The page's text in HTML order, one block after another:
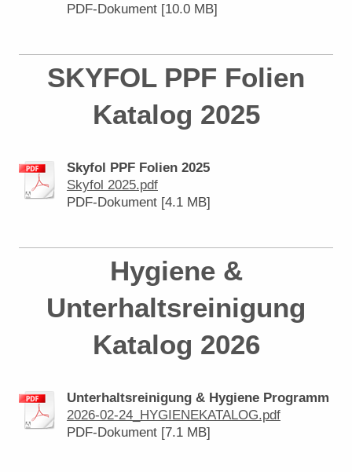
PDF-Dokument [10.0 MB]
SKYFOL PPF Folien
Katalog 2025
Skyfol PPF Folien 2025
Skyfol 2025.pdf
PDF-Dokument [4.1 MB]
Hygiene &
Unterhaltsreinigung
Katalog 2026
Unterhaltsreinigung & Hygiene Programm
2026-02-24_HYGIENEKATALOG.pdf
PDF-Dokument [7.1 MB]